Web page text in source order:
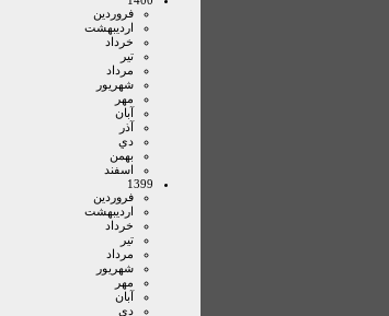
فروردين
ارديبهشت
خرداد
تير
مرداد
شهريور
مهر
آبان
آذر
دي
بهمن
اسفند
1399
فروردين
ارديبهشت
خرداد
تير
مرداد
شهريور
مهر
آبان
دي